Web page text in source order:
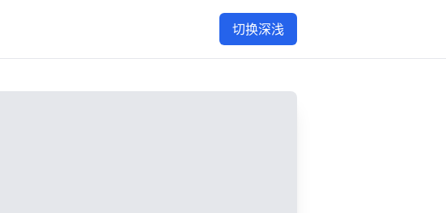
切换深浅